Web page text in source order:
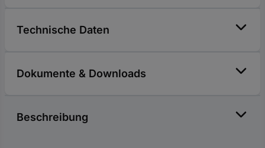
Technische Daten
Dokumente & Downloads
Beschreibung